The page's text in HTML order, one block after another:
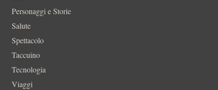
Personaggi e Storie
Salute
Spettacolo
Taccuino
Tecnologia
Viaggi